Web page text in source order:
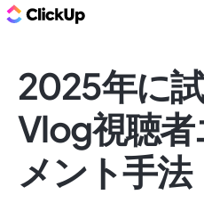
2025年に
Vlog視聴
メント手法